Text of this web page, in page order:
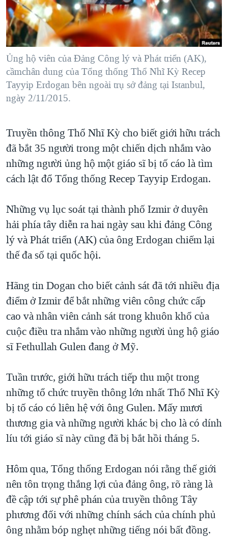
"Tìm"NGƯỜI VIỆT HẢI NGOẠI
ĐỜI SỐNG
KINH TẾ
KHOA HỌC
SỨC KHOẺ
VĂN HOÁ
GIÁO DỤC
TẠI
HÀNH TRÌNH BẦU CỬ 2024
MỘT NĂM CHIẾN TRANH TẠI DẢI GAZA
GIẢI MÃ VÀNH ĐAI & CON ĐƯỜNG
NGÀY TỊ NẠN THẾ GIỚI
TRỊNH VĨNH BÌNH - NGƯỜI HẠ 'BÊN THẮNG CUỘC'
CHI PHÍ CHIẾN TRANH AFGHANISTAN
CÁC GIÁ TRỊ CỘNG HÒA Ở VIỆT NAM
THƯỢNG ĐỈNH TRUMP-KIM TẠI VIỆT NAM
TRỊNH VĨNH BÌNH VS. CHÍNH PHỦ VIỆT NAM
NGƯ DÂN VIỆT VÀ LÀN SÓNG TRỘM HẢI SÂM
BÊN KIA QUỐC LỘ: TIẾNG VỌNG TỪ NÔNG THÔN MỸ
QUAN HỆ VIỆT MỸ
VIDEO
NGHE
MẠNG XÃ HỘI
Ngôn ngữ khác
Ủng hộ viên của Đảng Công lý và Phát triển (AK),
cầmchân dung của Tổng thống Thổ Nhĩ Kỳ Recep
Tayyip Erdogan bên ngoài trụ sở đảng tại Istanbul,
ngày 2/11/2015.
Truyền thông Thổ Nhĩ Kỳ cho biết giới hữu trách
đã bắt 35 người trong một chiến dịch nhắm vào
những người ủng hộ một giáo sĩ bị tố cáo là tìm
cách lật đổ Tổng thống Recep Tayyip Erdogan.
Những vụ lục soát tại thành phố Izmir ở duyên
hải phía tây diễn ra hai ngày sau khi đảng Công
lý và Phát triển (AK) của ông Erdogan chiếm lại
thế đa số tại quốc hội.
Hãng tin Dogan cho biết cảnh sát đã tới nhiều địa
điểm ở Izmir để bắt những viên công chức cấp
cao và nhân viên cảnh sát trong khuôn khổ của
cuộc điều tra nhắm vào những người ủng hộ giáo
sĩ Fethullah Gulen đang ở Mỹ.
Tuần trước, giới hữu trách tiếp thu một trong
những tổ chức truyền thông lớn nhất Thổ Nhĩ Kỳ
bị tố cáo có liên hệ với ông Gulen. Mấy mươi
thương gia và những người khác bị cho là có dính
líu tới giáo sĩ này cũng đã bị bắt hồi tháng 5.
Hôm qua, Tổng thống Erdogan nói rằng thế giới
nên tôn trọng thắng lợi của đảng ông, rõ ràng là
đề cập tới sự phê phán của truyền thông Tây
phương đối với những chính sách của chính phủ
ông nhằm bóp nghẹt những tiếng nói bất đồng.